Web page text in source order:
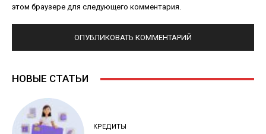
этом браузере для следующего комментария.
НОВЫЕ СТАТЬИ
КРЕДИТЫ